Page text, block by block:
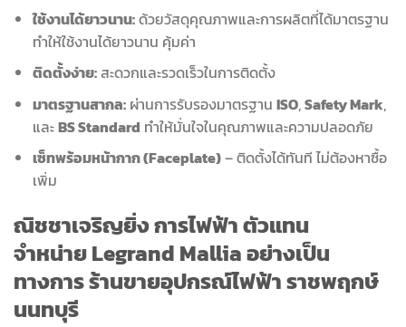
ใช้งานได้ยาวนาน:ด้วยวัสดุคุณภาพและการผลิตที่ได้มาตรฐาน
ทำให้ใช้งานได้ยาวนาน คุ้มค่า
ติดตั้งง่าย:สะดวกและรวดเร็วในการติดตั้ง
มาตรฐานสากล:ผ่านการรับรองมาตรฐาน ISO,Safety Mark,
และBS Standard ทำให้มั่นใจในคุณภาพและความปลอดภัย
เซ็ทพร้อมหน้ากาก (Faceplate)– ติดตั้งได้ทันที ไม่ต้องหาซื้อ
เพิ่ม
ณิชชาเจริญยิ่ง การไฟฟ้าตัวแทน
จำหน่ายLegrand Malliaอย่างเป็น
ทางการ ร้านขายอุปกรณ์ไฟฟ้าราชพฤกษ์
นนทบุรี